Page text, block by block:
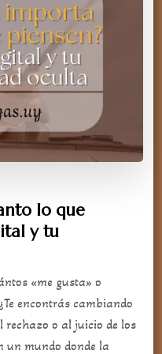
lo que
y tu
«me gusta» o
encontrás cambiando
o al juicio de los
un mundo donde la